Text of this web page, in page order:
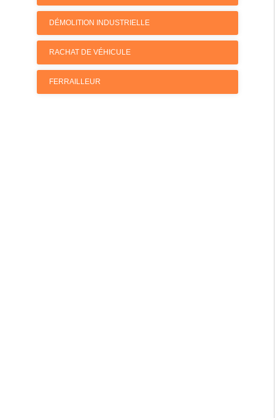
DÉMOLITION INDUSTRIELLE
RACHAT DE VÉHICULE
FERRAILLEUR